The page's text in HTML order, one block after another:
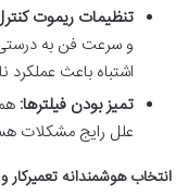
تنظیمات ریموت
و سرعت فن به
اشتباه باعث
تمیز بودن فیلترها:
علل رایج مشکلات
انتخاب هوشمندانه